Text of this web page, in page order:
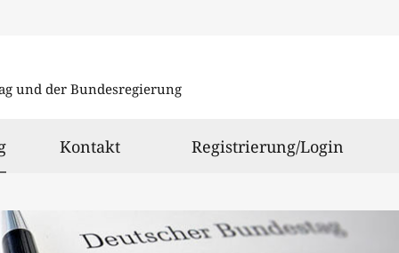
und der Bundesregierung
ausgewählt
Kontakt Registrierung/Login